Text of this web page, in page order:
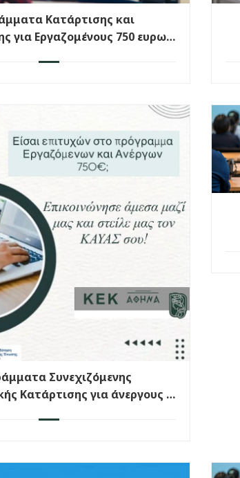
Κατάρτισης και
για Εργαζομένους 750 ευρω,
Συνεχιζόμενης
Κατάρτισης για άνεργους &